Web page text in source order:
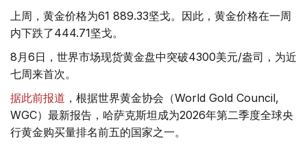
上周，黄金价格为61 889.33坚戈。因此，黄金价格在一周
内下跌了444.71坚戈。
8月6日，世界市场现货黄金盘中突破4300美元/盎司，为近
七周来首次。
据此前报道 ，根据世界黄金协会（World Gold Council,
WGC）最新报告，哈萨克斯坦成为2026年第二季度全球央
行黄金购买量排名前五的国家之一。